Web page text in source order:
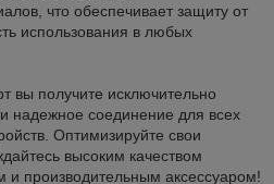
что обеспечивает защиту от
использования в любых
вы получите исключительно
надежное соединение для всех
Оптимизируйте свои
высоким качеством
производительным аксессуаром!